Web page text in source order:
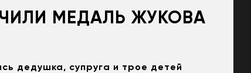
МЕДАЛЬ ЖУКОВА
дедушка, супруга и трое детей